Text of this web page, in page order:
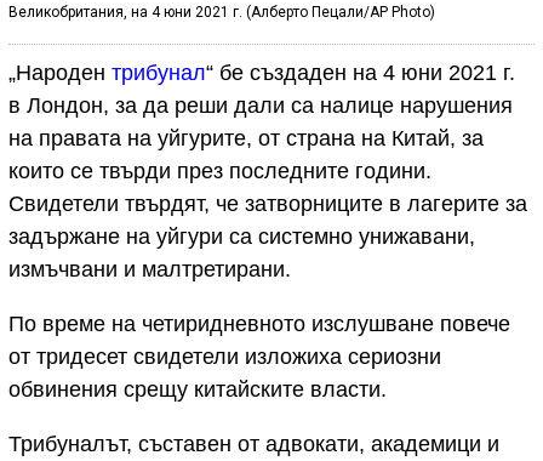
Великобритания, на 4 юни 2021 г. (Алберто Пецали/AP Photo)
„Народен трибунал“ бе създаден на 4 юни 2021 г.
в Лондон, за да реши дали са налице нарушения
на правата на уйгурите, от страна на Китай, за
които се твърди през последните години.
Свидетели твърдят, че затворниците в лагерите за
задържане на уйгури са системно унижавани,
измъчвани и малтретирани.
По време на четиридневното изслушване повече
от тридесет свидетели изложиха сериозни
обвинения срещу китайските власти.
Трибуналът, съставен от адвокати, академици и